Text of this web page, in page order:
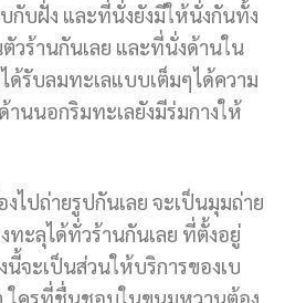
กับฝั่ง และที่นั่งยังมีให้นั่งกันทั้ง
วร้านกันเลย และที่นั่งด้านใน
ด้รับลมทะเลแบบเต็มๆได้ความ
นนอกริมทะเลยังมีร่มกางให้
ไปถ่ายรูปกันเลย จะเป็นมุมถ่าย
ทะลุได้ทั่วร้านกันเลย ที่ตั้งอยู่
จะเป็นส่วนให้บริการของเบ
ใครที่ชื่นชอบในขนมหวานต้อง